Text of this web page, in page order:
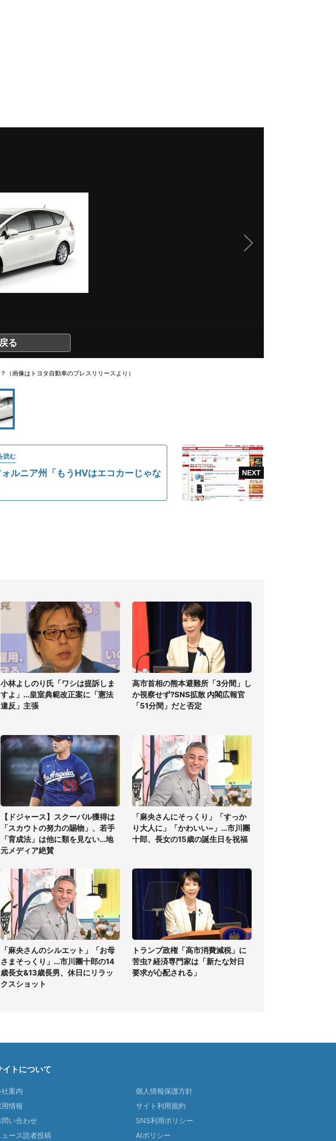
る
（画像はトヨタ自動車のプレスリリースより）
読む
ルニア州「もうHVはエコカーじゃな
小林よしのり氏「ワシは提訴しま
すよ」...皇室典範改正案に「憲法
違反」主張
高市首相の熊本避難所「3分間」し
か視察せず?SNS拡散 内閣広報官
「51分間」だと否定
【ドジャース】スクーバル獲得は
「スカウトの努力の賜物」、若手
「育成法」は他に類を見ない...地
元メディア絶賛
「麻央さんにそっくり」「すっか
り大人に」「かわいい~」...市川團
十郎、長女の15歳の誕生日を祝福
「麻央さんのシルエット」「お母
さまそっくり」...市川團十郎の14
歳長女&13歳長男、休日にリラッ
クスショット
トランプ政権「高市消費減税」に
苦虫? 経済専門家は「新たな対日
要求が心配される」
イトについて
社案内
用情報
問い合わせ
ュース読者投稿
個人情報保護方針
サイト利用規約
SNS利用ポリシー
AIポリシー